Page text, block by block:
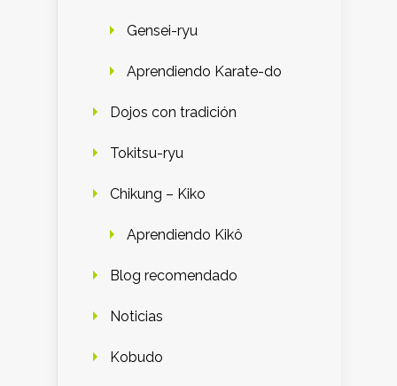
Gensei-ryu
Aprendiendo Karate-do
Dojos con tradición
Tokitsu-ryu
Chikung – Kiko
Aprendiendo Kikô
Blog recomendado
Noticias
Kobudo